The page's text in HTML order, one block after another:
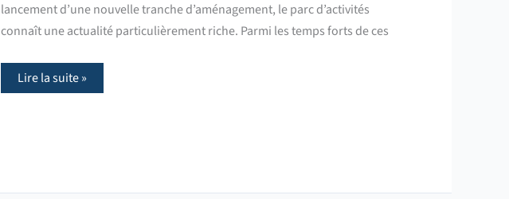
lancement d’une nouvelle tranche d’aménagement, le parc d’activités
connaît une actualité particulièrement riche. Parmi les temps forts de ces
Lire la suite »